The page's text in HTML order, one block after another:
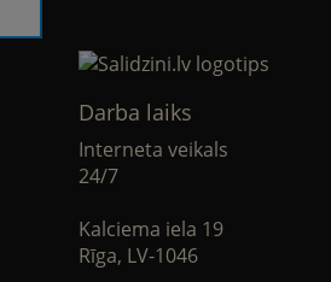
Darba laiks
Interneta veikals
24/7
Kalciema iela 19
Rīga, LV-1046